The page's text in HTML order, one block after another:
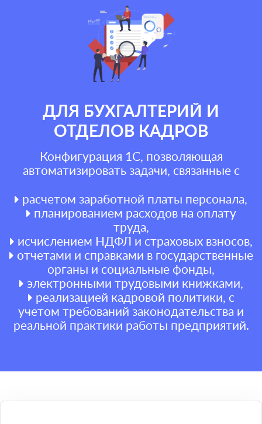
ДЛЯ БУХГАЛТЕРИЙ И
ОТДЕЛОВ КАДРОВ
Конфигурация 1С, позволяющая
автоматизировать задачи, связанные с
расчетом заработной платы персонала,
планированием расходов на оплату
труда,
исчислением НДФЛ и страховых взносов,
отчетами и справками в государственные
органы и социальные фонды,
электронными трудовыми книжками,
реализацией кадровой политики, с
учетом требований законодательства и
реальной практики работы предприятий.